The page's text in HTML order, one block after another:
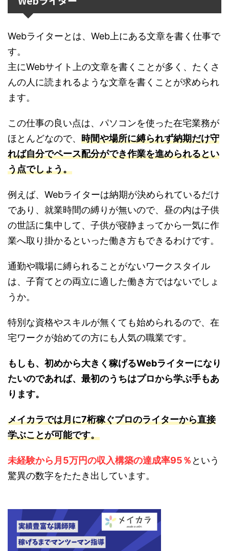
Webライターとは、Web上にある文章を書く仕事で
す。
主にWebサイト上の文章を書くことが多く、たくさ
んの人に読まれるような文章を書くことが求められ
ます。
この仕事の良い点は、パソコンを使った在宅業務が
ほとんどなので、 時間や場所に縛られず納期だけ守
れば自分でペース配分ができ作業を進められるとい
う点でしょう。
例えば、Webライターは納期が決められているだけ
であり、就業時間の縛りが無いので、昼の内は子供
の世話に集中して、子供が寝静まってから一気に作
業へ取り掛かるといった働き方もできるわけです。
通勤や職場に縛られることがないワークスタイル
は、子育てとの両立に適した働き方ではないでしょ
うか。
特別な資格やスキルが無くても始められるので、在
宅ワークが始めての方にも人気の職業です。
もしも、初めから大きく稼げるWebライターになり
たいのであれば、最初のうちはプロから学ぶ手もあ
ります。
メイカラでは月に7桁稼ぐプロのライターから直接
学ぶことが可能です。
未経験から月5万円の収入構築の達成率95％ という
驚異の数字をたたき出しています。